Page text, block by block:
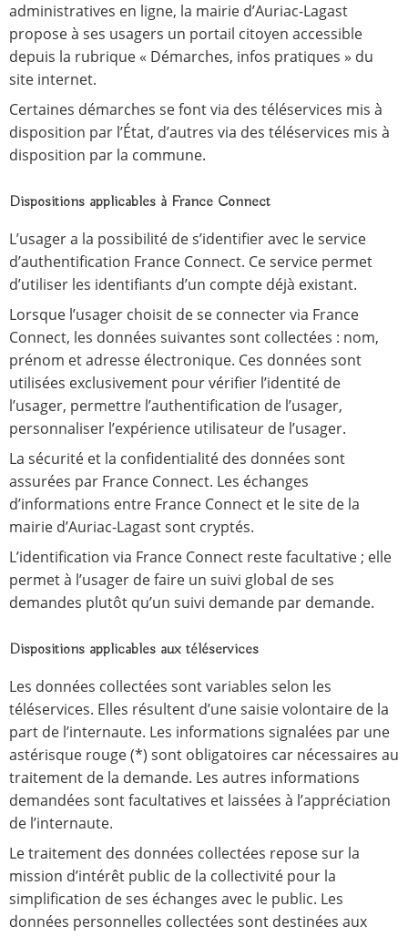
administratives en ligne, la mairie d’Auriac-Lagast
propose à ses usagers un portail citoyen accessible
depuis la rubrique « Démarches, infos pratiques » du
site internet.
Certaines démarches se font via des téléservices mis à
disposition par l’État, d’autres via des téléservices mis à
disposition par la commune.
Dispositions applicables à France Connect
L’usager a la possibilité de s’identifier avec le service
d’authentification France Connect. Ce service permet
d’utiliser les identifiants d’un compte déjà existant.
Lorsque l’usager choisit de se connecter via France
Connect, les données suivantes sont collectées : nom,
prénom et adresse électronique. Ces données sont
utilisées exclusivement pour vérifier l’identité de
l’usager, permettre l’authentification de l’usager,
personnaliser l’expérience utilisateur de l’usager.
La sécurité et la confidentialité des données sont
assurées par France Connect. Les échanges
d’informations entre France Connect et le site de la
mairie d’Auriac-Lagast sont cryptés.
L’identification via France Connect reste facultative ; elle
permet à l’usager de faire un suivi global de ses
demandes plutôt qu’un suivi demande par demande.
Dispositions applicables aux téléservices
Les données collectées sont variables selon les
téléservices. Elles résultent d’une saisie volontaire de la
part de l’internaute. Les informations signalées par une
astérisque rouge (*) sont obligatoires car nécessaires au
traitement de la demande. Les autres informations
demandées sont facultatives et laissées à l’appréciation
de l’internaute.
Le traitement des données collectées repose sur la
mission d’intérêt public de la collectivité pour la
simplification de ses échanges avec le public. Les
données personnelles collectées sont destinées aux